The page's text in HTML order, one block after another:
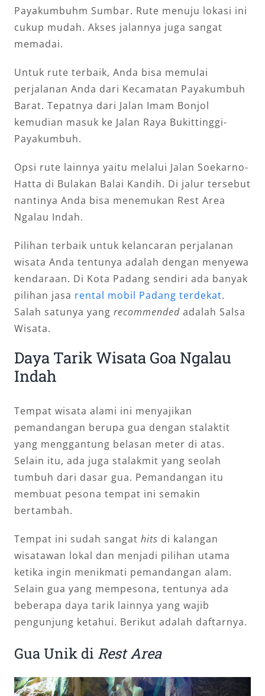
Payakumbuhm Sumbar. Rute menuju lokasi ini
cukup mudah. Akses jalannya juga sangat
memadai.
Untuk rute terbaik, Anda bisa memulai
perjalanan Anda dari Kecamatan Payakumbuh
Barat. Tepatnya dari Jalan Imam Bonjol
kemudian masuk ke Jalan Raya Bukittinggi-
Payakumbuh.
Opsi rute lainnya yaitu melalui Jalan Soekarno-
Hatta di Bulakan Balai Kandih. Di jalur tersebut
nantinya Anda bisa menemukan Rest Area
Ngalau Indah.
Pilihan terbaik untuk kelancaran perjalanan
wisata Anda tentunya adalah dengan menyewa
kendaraan. Di Kota Padang sendiri ada banyak
pilihan jasa rental mobil Padang terdekat.
Salah satunya yang recommended adalah Salsa
Wisata.
Daya Tarik Wisata Goa Ngalau
Indah
Tempat wisata alami ini menyajikan
pemandangan berupa gua dengan stalaktit
yang menggantung belasan meter di atas.
Selain itu, ada juga stalakmit yang seolah
tumbuh dari dasar gua. Pemandangan itu
membuat pesona tempat ini semakin
bertambah.
Tempat ini sudah sangat hits di kalangan
wisatawan lokal dan menjadi pilihan utama
ketika ingin menikmati pemandangan alam.
Selain gua yang mempesona, tentunya ada
beberapa daya tarik lainnya yang wajib
pengunjung ketahui. Berikut adalah daftarnya.
Gua Unik di Rest Area